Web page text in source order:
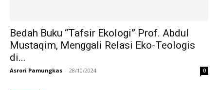
Bedah Buku “Tafsir Ekologi” Prof. Abdul
Mustaqim, Menggali Relasi Eko-Teologis
di...
Asrori Pamungkas - 28/10/2024 0